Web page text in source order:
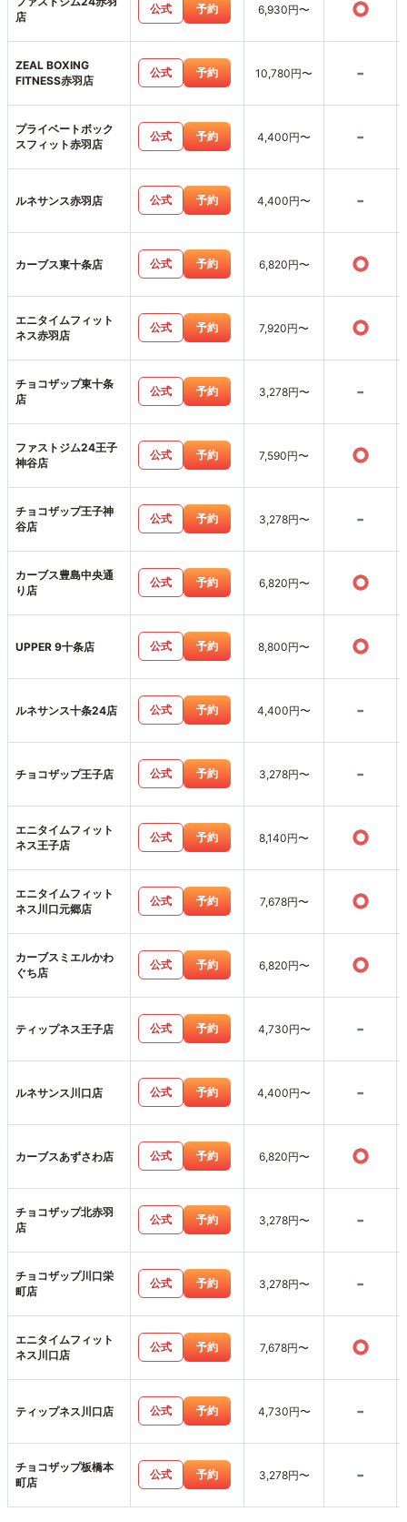
店
公式 予約 6,930円〜 ○
ZEAL BOXING
FITNESS赤羽店
公式 予約 10,780円〜 -
プライベートボック
スフィット赤羽店
公式 予約 4,400円〜 -
ルネサンス赤羽店 公式 予約 4,400円〜 -
カーブス東十条店 公式 予約 6,820円〜 ○
エニタイムフィット
ネス赤羽店
公式 予約 7,920円〜 ○
チョコザップ東十条
店
公式 予約 3,278円〜 -
ファストジム24王子
神谷店
公式 予約 7,590円〜 ○
チョコザップ王子神
谷店
公式 予約 3,278円〜 -
カーブス豊島中央通
り店
公式 予約 6,820円〜 ○
UPPER 9十条店 公式 予約 8,800円〜 ○
ルネサンス十条24店 公式 予約 4,400円〜 -
チョコザップ王子店 公式 予約 3,278円〜 -
エニタイムフィット
ネス王子店
公式 予約 8,140円〜 ○
エニタイムフィット
ネス川口元郷店
公式 予約 7,678円〜 ○
カーブスミエルかわ
ぐち店
公式 予約 6,820円〜 ○
ティップネス王子店 公式 予約 4,730円〜 -
ルネサンス川口店 公式 予約 4,400円〜 -
カーブスあずさわ店 公式 予約 6,820円〜 ○
チョコザップ北赤羽
店
公式 予約 3,278円〜 -
チョコザップ川口栄
町店
公式 予約 3,278円〜 -
エニタイムフィット
ネス川口店
公式 予約 7,678円〜 ○
ティップネス川口店 公式 予約 4,730円〜 -
チョコザップ板橋本
町店
公式 予約 3,278円〜 -